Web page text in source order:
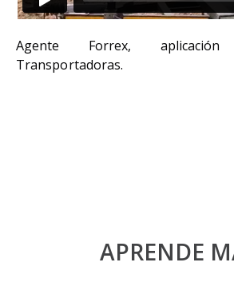
Agente Forrex,
Transportadoras.
APRENDE